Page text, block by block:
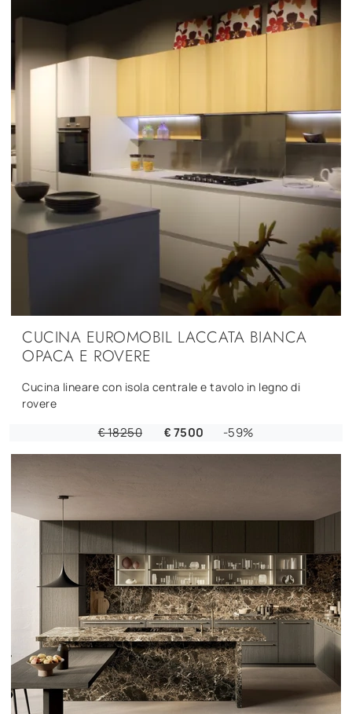
CUCINA EUROMOBIL LACCATA BIANCA
OPACA E ROVERE
Cucina lineare con isola centrale e tavolo in legno di
rovere
€ 18250 € 7500 -59%